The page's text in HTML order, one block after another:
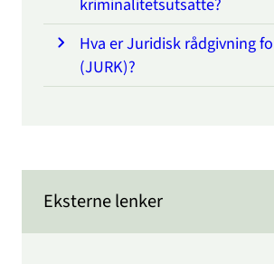
kriminalitetsutsatte?
Hva er Juridisk rådgivning
(JURK)?
Eksterne lenker